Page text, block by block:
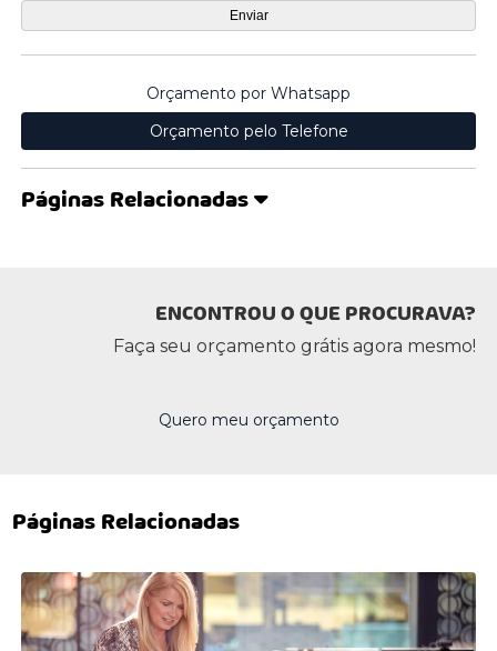
Orçamento por Whatsapp
Orçamento pelo Telefone
Páginas Relacionadas
ENCONTROU O QUE PROCURAVA?
Faça seu orçamento grátis agora mesmo!
Quero meu orçamento
Páginas Relacionadas